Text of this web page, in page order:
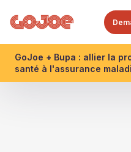
GoJoe + Bupa : allier la
santé à l'assurance